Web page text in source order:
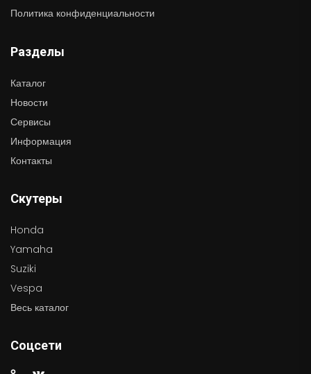
Политика конфиденциальности
Разделы
Каталог
Новости
Сервисы
Информация
Контакты
Скутеры
Honda
Yamaha
Suziki
Vespa
Весь каталог
Соцсети